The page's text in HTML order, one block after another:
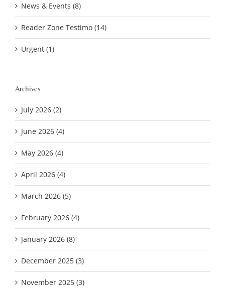
News & Events (8)
Reader Zone Testimo (14)
Urgent (1)
Archives
July 2026 (2)
June 2026 (4)
May 2026 (4)
April 2026 (4)
March 2026 (5)
February 2026 (4)
January 2026 (8)
December 2025 (3)
November 2025 (3)